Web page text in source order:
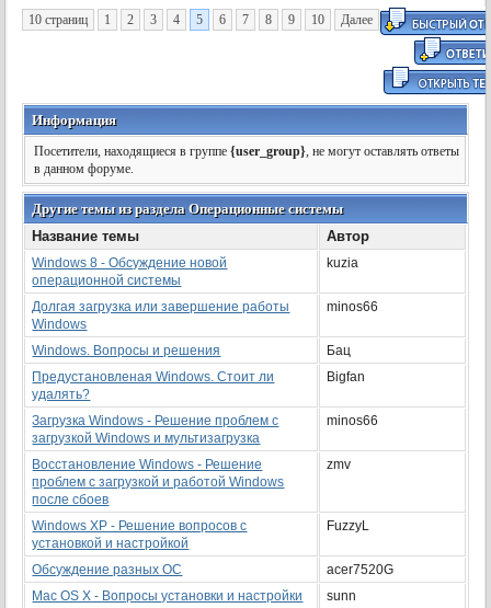
10 страниц 1 2 3 4 5 6 7 8 9 10 Далее
Информация
Посетители, находящиеся в группе{user_group}, не могут оставлять ответы
в данном форуме.
Другие темы из раздела Операционные системы
Название темы
Автор
Windows 8 - Обсуждение новой
операционной системы
kuzia
Долгая загрузка или завершение работы
Windows
minos66
Windows. Вопросы и решения
Бац
Предустановленая Windows. Стоит ли
удалять?
Bigfan
Загрузка Windows - Решение проблем с
загрузкой Windows и мультизагрузка
minos66
Восстановление Windows - Решение
проблем с загрузкой и работой Windows
после сбоев
zmv
Windows ХР - Решение вопросов с
установкой и настройкой
FuzzyL
Обсуждение разных ОС
acer7520G
Mac OS X - Вопросы установки и настройки
sunn